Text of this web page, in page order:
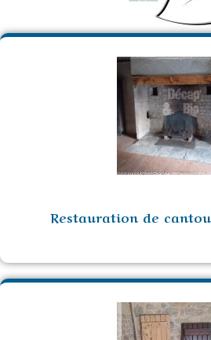
Restauration de